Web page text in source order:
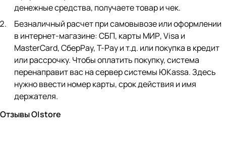
денежные средства, получаете товар и чек.
Безналичный расчет при самовывозе или оформлении
в интернет-магазине: СБП, карты МИР, Visa и
MasterCard, СберPay, Т-Pay и т.д. или покупка в кредит
или рассрочку. Чтобы оплатить покупку, система
перенаправит вас на сервер системы ЮKassa. Здесь
нужно ввести номер карты, срок действия и имя
держателя.
Отзывы O|store